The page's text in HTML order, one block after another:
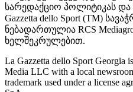
სარედაქციო პოლიტიკას
Gazzetta dello Sport (TM)
ნებადართულია RCS
ხელშეკრულებით.
La Gazzetta dello Sport Georgia
Media LLC with a local
trademark used under a license